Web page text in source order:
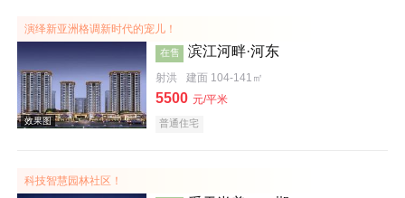
演绎新亚洲格调新时代的宠儿！
在售 滨江河畔·河东
射洪 建面 104-141㎡
5500 元/平米
普通住宅
科技智慧园林社区！